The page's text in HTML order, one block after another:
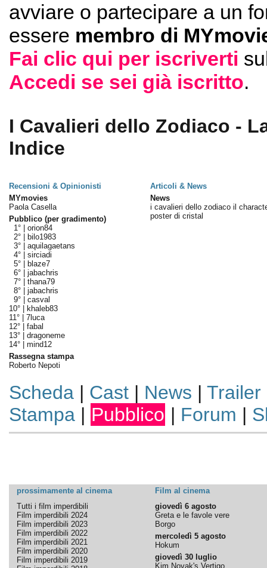
avviare o partecipare a un
essere membro di
Fai clic qui per iscriverti
Accedi se sei già iscritto.
I Cavalieri dello Zodiaco -
Indice
Recensioni & Opinionisti
Articoli & News
MYmovies
Paola Casella
Pubblico (per gradimento)
1° | orion84
2° |
bilo1983
3° | aquilagaetans
4° | sirciadi
5° |
blaze7
6° | jabachris
7° | thana79
8° | jabachris
9° | casval
10° |
khaleb83
11° | 7luca
12° | fabal
13° | dragoneme
14° | mind12
Rassegna stampa
Roberto Nepoti
News
i cavalieri dello zodiaco il
poster di cristal
Scheda| Cast| News | Trailer
Stampa| Pubblico | Forum |
prossimamente al cinema
Film al cinema
Tutti i film imperdibili
Film imperdibili 2024
Film imperdibili 2023
Film imperdibili 2022
Film imperdibili 2021
Film imperdibili 2020
Film imperdibili 2019
giovedì 6 agosto
Greta e le favole vere
Borgo
mercoledì 5 agosto
Hokum
giovedì 30 luglio
Kim Novak's Vertigo